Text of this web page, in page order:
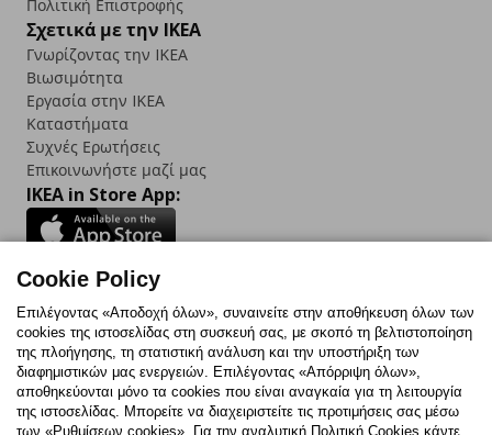
Πολιτική Επιστροφής
Σχετικά με την IKEA
Γνωρίζοντας την IKEA
Βιωσιμότητα
Εργασία στην IKEA
Καταστήματα
Συχνές Ερωτήσεις
Επικοινωνήστε μαζί μας
IKEA in Store App:
Follow us:
FacebookInstagram
TikTokYoutubePinterestTwitter
Cookie Policy
Επιλέγοντας «Αποδοχή όλων», συναινείτε στην αποθήκευση όλων των
cookies της ιστοσελίδας στη συσκευή σας, με σκοπό τη βελτιστοποίηση
της πλοήγησης, τη στατιστική ανάλυση και την υποστήριξη των
διαφημιστικών μας ενεργειών. Επιλέγοντας «Απόρριψη όλων»,
αποθηκεύονται μόνο τα cookies που είναι αναγκαία για τη λειτουργία
της ιστοσελίδας. Μπορείτε να διαχειριστείτε τις προτιμήσεις σας μέσω
των «Ρυθμίσεων cookies». Για την αναλυτική Πολιτική Cookies κάντε